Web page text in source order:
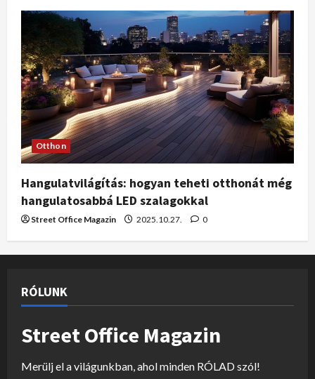
Otthon
Hangulatvilágítás: hogyan teheti otthonát még
hangulatosabbá LED szalagokkal
Street Office Magazin 2025.10.27. 0
RÓLUNK
Street Office Magazin
Merülj el a világunkban, ahol minden RÓLAD szól!